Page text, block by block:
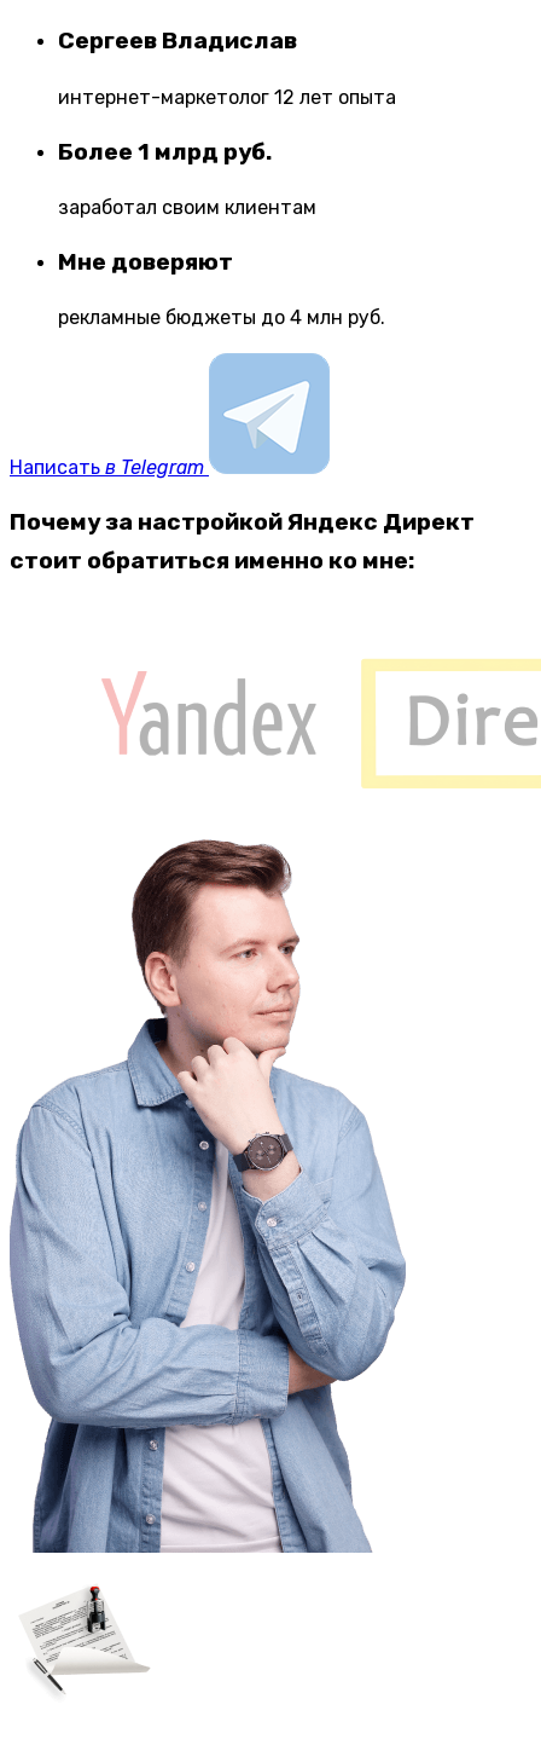
Сергеев Владислав
интернет-маркетолог 12 лет опыта
Более 1 млрд руб.
заработал своим клиентам
Мне доверяют
рекламные бюджеты до 4 млн руб.
Написать в Telegram
Почему за настройкой Яндекс Директ
стоит обратиться именно ко мне: